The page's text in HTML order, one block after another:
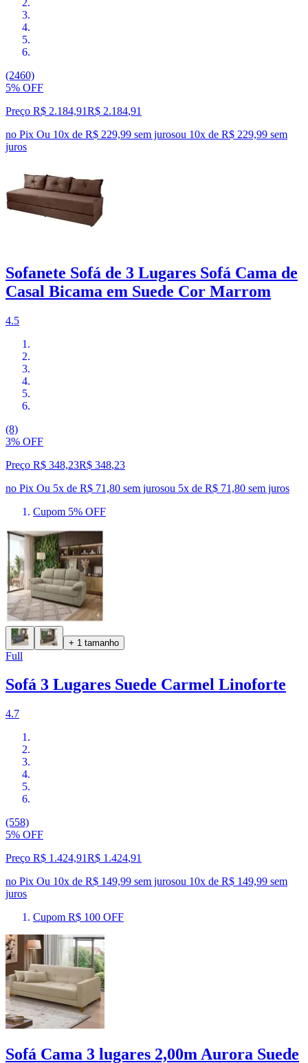
(2460)
5% OFF
Preço R$ 2.184,91R$ 2.184,91
no Pix Ou 10x de R$ 229,99 sem jurosou 10x de R$ 229,99 sem
juros
Sofanete Sofá de 3 Lugares Sofá Cama de
Casal Bicama em Suede Cor Marrom
4.5
(8)
3% OFF
Preço R$ 348,23R$ 348,23
no Pix Ou 5x de R$ 71,80 sem jurosou 5x de R$ 71,80 sem juros
Cupom 5% OFF
+ 1 tamanho
Full
Sofá 3 Lugares Suede Carmel Linoforte
4.7
(558)
5% OFF
Preço R$ 1.424,91R$ 1.424,91
no Pix Ou 10x de R$ 149,99 sem jurosou 10x de R$ 149,99 sem
juros
Cupom R$ 100 OFF
Sofá Cama 3 lugares 2,00m Aurora Suede